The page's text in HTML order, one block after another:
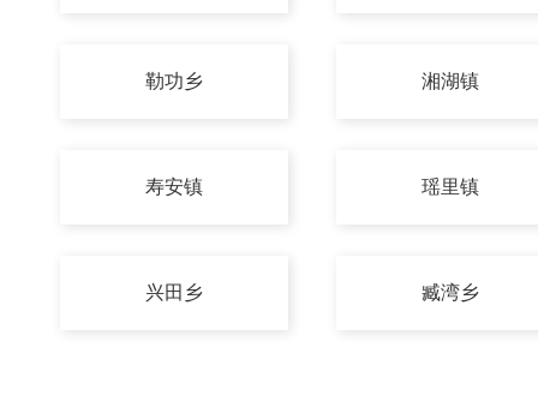
勒功乡 湘湖镇
寿安镇 瑶里镇
兴田乡 臧湾乡